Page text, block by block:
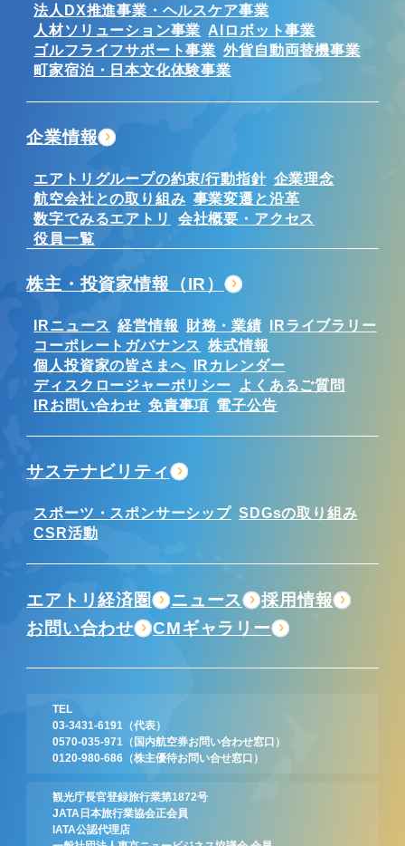
TEL
03-3431-6191
（代表）
0570-035-971
（国内航空券お問い合わせ窓口）
0120-980-686 （株主優待お問い合せ窓口）
観光庁長官登録旅行業第1872号
JATA日本旅行業協会正会員
IATA公認代理店
法人DX推進事業・ヘルスケア事業
人材ソリューション事業 AIロボット事業
ゴルフライフサポート事業 外貨自動両替機事業
町家宿泊・日本文化体験事業
企業情報
エアトリグループの約束/行動指針 企業理念
航空会社との取り組み 事業変遷と沿革
数字でみるエアトリ
会社概要・アクセス
役員一覧
株主・投資家情報（IR）
IRニュース 経営情報 財務・業績 IRライブラリー
コーポレートガバナンス 株式情報
個人投資家の皆さまへ IRカレンダー
ディスクロージャーポリシー
よくあるご質問
IRお問い合わせ 免責事項 電子公告
サステナビリティ
スポーツ・スポンサーシップ SDGsの取り組み
CSR活動
エアトリ経済圏 ニュース
採用情報
お問い合わせ
CMギャラリー